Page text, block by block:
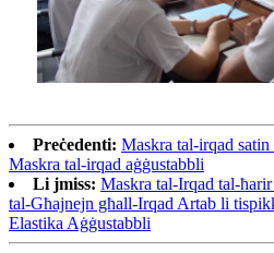
Preċedenti: Maskra tal-irqad
Maskra tal-irqad aġġustabbli
Li jmiss: Maskra tal-Irqad tal-
tal-Għajnejn għall-Irqad Artab li
Elastika Aġġustabbli